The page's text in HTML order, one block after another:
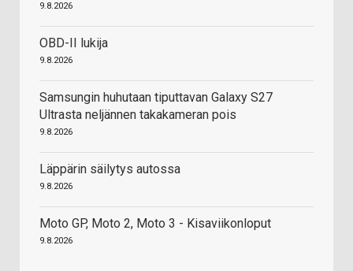
9.8.2026
OBD-II lukija
9.8.2026
Samsungin huhutaan tiputtavan Galaxy S27
Ultrasta neljännen takakameran pois
9.8.2026
Läppärin säilytys autossa
9.8.2026
Moto GP, Moto 2, Moto 3 - Kisaviikonloput
9.8.2026